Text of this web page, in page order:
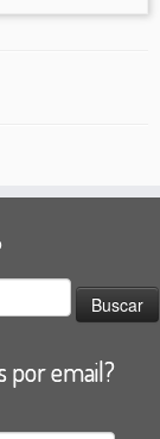
por email?